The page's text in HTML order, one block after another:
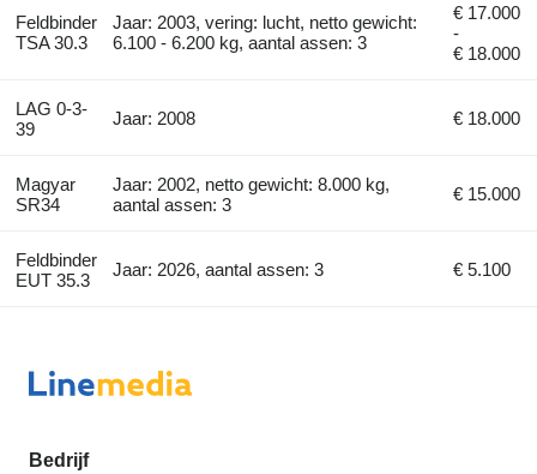
Feldbinder
TSA 30.3
Jaar: 2003, vering: lucht, netto gewicht:
6.100 - 6.200 kg, aantal assen: 3
€ 17.000
-
€ 18.000
LAG 0-3-
39
Jaar: 2008 € 18.000
Magyar
SR34
Jaar: 2002, netto gewicht: 8.000 kg,
aantal assen: 3
€ 15.000
Feldbinder
EUT 35.3
Jaar: 2026, aantal assen: 3 € 5.100
Bedrijf